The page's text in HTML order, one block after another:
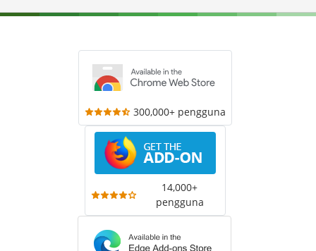
300,000+ pengguna
14,000+
pengguna